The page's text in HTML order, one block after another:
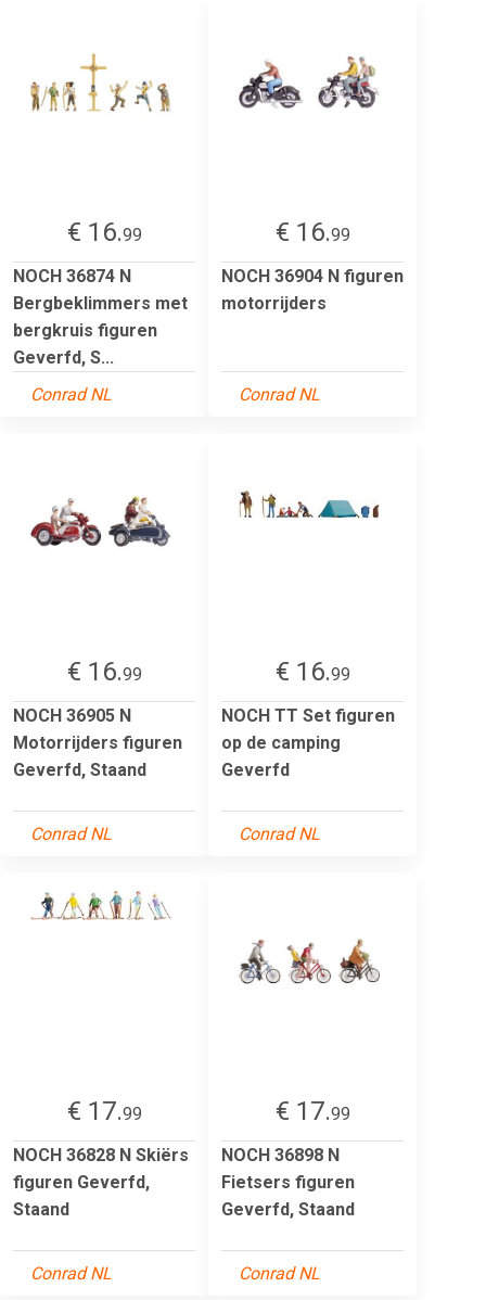
€ 16.99
NOCH 36874 N
Bergbeklimmers met
bergkruis figuren
Geverfd, S...
Conrad NL
€ 16.99
NOCH 36904 N figuren
motorrijders
Conrad NL
€ 16.99
NOCH 36905 N
Motorrijders figuren
Geverfd, Staand
Conrad NL
€ 16.99
NOCH TT Set figuren
op de camping
Geverfd
Conrad NL
€ 17.99
NOCH 36828 N Skiërs
figuren Geverfd,
Staand
Conrad NL
€ 17.99
NOCH 36898 N
Fietsers figuren
Geverfd, Staand
Conrad NL